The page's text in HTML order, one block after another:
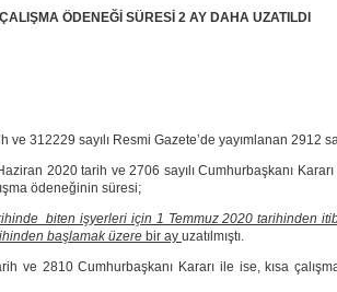
ÖDENEĞİ SÜRESİ 2 AY DAHA UZATILDI
ve 312229 sayılı Resmi Gazete’de yayımlanan 2912
2020 tarih ve 2706 sayılı Cumhurbaşkanı
ödeneğinin süresi;
biten işyerleri için 1 Temmuz 2020 tarihinden
başlamak üzere bir ay uzatılmıştı.
ve 2810 Cumhurbaşkanı Kararı ile ise, kısa